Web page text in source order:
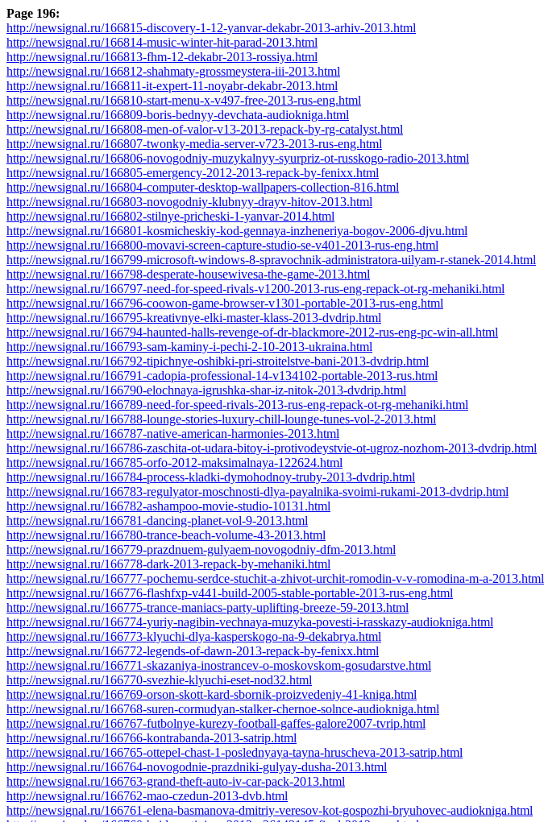
Page 196:
http://newsignal.ru/166815-discovery-1-12-yanvar-dekabr-2013-arhiv-2013.html
http://newsignal.ru/166814-music-winter-hit-parad-2013.html
http://newsignal.ru/166813-fhm-12-dekabr-2013-rossiya.html
http://newsignal.ru/166812-shahmaty-grossmeystera-iii-2013.html
http://newsignal.ru/166811-it-expert-11-noyabr-dekabr-2013.html
http://newsignal.ru/166810-start-menu-x-v497-free-2013-rus-eng.html
http://newsignal.ru/166809-boris-bednyy-devchata-audiokniga.html
http://newsignal.ru/166808-men-of-valor-v13-2013-repack-by-rg-catalyst.html
http://newsignal.ru/166807-twonky-media-server-v723-2013-rus-eng.html
http://newsignal.ru/166806-novogodniy-muzykalnyy-syurpriz-ot-russkogo-radio-2013.html
http://newsignal.ru/166805-emergency-2012-2013-repack-by-fenixx.html
http://newsignal.ru/166804-computer-desktop-wallpapers-collection-816.html
http://newsignal.ru/166803-novogodniy-klubnyy-drayv-hitov-2013.html
http://newsignal.ru/166802-stilnye-pricheski-1-yanvar-2014.html
http://newsignal.ru/166801-kosmicheskiy-kod-gennaya-inzheneriya-bogov-2006-djvu.html
http://newsignal.ru/166800-movavi-screen-capture-studio-se-v401-2013-rus-eng.html
http://newsignal.ru/166799-microsoft-windows-8-spravochnik-administratora-uilyam-r-stanek-2014.html
http://newsignal.ru/166798-desperate-housewivesa-the-game-2013.html
http://newsignal.ru/166797-need-for-speed-rivals-v1200-2013-rus-eng-repack-ot-rg-mehaniki.html
http://newsignal.ru/166796-coowon-game-browser-v1301-portable-2013-rus-eng.html
http://newsignal.ru/166795-kreativnye-elki-master-klass-2013-dvdrip.html
http://newsignal.ru/166794-haunted-halls-revenge-of-dr-blackmore-2012-rus-eng-pc-win-all.html
http://newsignal.ru/166793-sam-kaminy-i-pechi-2-10-2013-ukraina.html
http://newsignal.ru/166792-tipichnye-oshibki-pri-stroitelstve-bani-2013-dvdrip.html
http://newsignal.ru/166791-cadopia-professional-14-v134102-portable-2013-rus.html
http://newsignal.ru/166790-elochnaya-igrushka-shar-iz-nitok-2013-dvdrip.html
http://newsignal.ru/166789-need-for-speed-rivals-2013-rus-eng-repack-ot-rg-mehaniki.html
http://newsignal.ru/166788-lounge-stories-luxury-chill-lounge-tunes-vol-2-2013.html
http://newsignal.ru/166787-native-american-harmonies-2013.html
http://newsignal.ru/166786-zaschita-ot-udara-bitoy-i-protivodeystvie-ot-ugroz-nozhom-2013-dvdrip.html
http://newsignal.ru/166785-orfo-2012-maksimalnaya-122624.html
http://newsignal.ru/166784-process-kladki-dymohodnoy-truby-2013-dvdrip.html
http://newsignal.ru/166783-regulyator-moschnosti-dlya-payalnika-svoimi-rukami-2013-dvdrip.html
http://newsignal.ru/166782-ashampoo-movie-studio-10131.html
http://newsignal.ru/166781-dancing-planet-vol-9-2013.html
http://newsignal.ru/166780-trance-beach-volume-43-2013.html
http://newsignal.ru/166779-prazdnuem-gulyaem-novogodniy-dfm-2013.html
http://newsignal.ru/166778-dark-2013-repack-by-mehaniki.html
http://newsignal.ru/166777-pochemu-serdce-stuchit-a-zhivot-urchit-romodin-v-v-romodina-m-a-2013.html
http://newsignal.ru/166776-flashfxp-v441-build-2005-stable-portable-2013-rus-eng.html
http://newsignal.ru/166775-trance-maniacs-party-uplifting-breeze-59-2013.html
http://newsignal.ru/166774-yuriy-nagibin-vechnaya-muzyka-povesti-i-rasskazy-audiokniga.html
http://newsignal.ru/166773-klyuchi-dlya-kasperskogo-na-9-dekabrya.html
http://newsignal.ru/166772-legends-of-dawn-2013-repack-by-fenixx.html
http://newsignal.ru/166771-skazaniya-inostrancev-o-moskovskom-gosudarstve.html
http://newsignal.ru/166770-svezhie-klyuchi-eset-nod32.html
http://newsignal.ru/166769-orson-skott-kard-sbornik-proizvedeniy-41-kniga.html
http://newsignal.ru/166768-suren-cormudyan-stalker-chernoe-solnce-audiokniga.html
http://newsignal.ru/166767-futbolnye-kurezy-football-gaffes-galore2007-tvrip.html
http://newsignal.ru/166766-kontrabanda-2013-satrip.html
http://newsignal.ru/166765-ottepel-chast-1-poslednyaya-tayna-hruscheva-2013-satrip.html
http://newsignal.ru/166764-novogodnie-prazdniki-gulyay-dusha-2013.html
http://newsignal.ru/166763-grand-theft-auto-iv-car-pack-2013.html
http://newsignal.ru/166762-mao-czedun-2013-dvb.html
http://newsignal.ru/166761-elena-basmanova-dmitriy-veresov-kot-gospozhi-bryuhovec-audiokniga.html